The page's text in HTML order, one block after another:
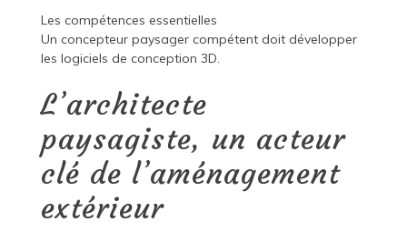
Les compétences essentielles
Un concepteur paysager compétent doit développer
les logiciels de conception 3D.
L’architecte
paysagiste, un acteur
clé de l’aménagement
extérieur